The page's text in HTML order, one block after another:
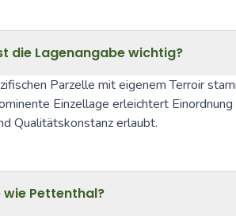
die Lagenangabe wichtig?
Parzelle mit eigenem Terroir
Einzellage erleichtert
Qualitätskonstanz erlaubt.
wie Pettenthal?